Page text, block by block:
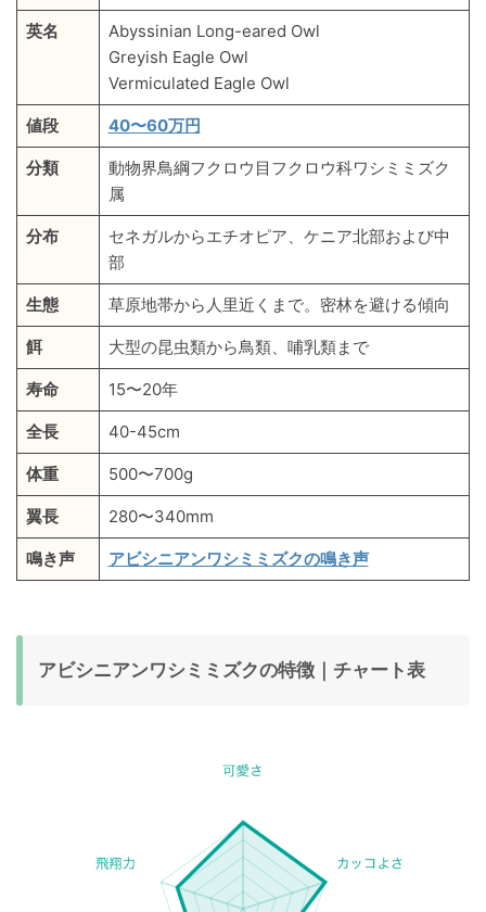
英名
Abyssinian Long-eared Owl
Greyish Eagle Owl
Vermiculated Eagle Owl
値段 40〜60万円
分類
動物界鳥綱フクロウ目フクロウ科ワシミミズク
属
分布
セネガルからエチオピア、ケニア北部および中
部
生態 草原地帯から人里近くまで。密林を避ける傾向
餌 大型の昆虫類から鳥類、哺乳類まで
寿命 15〜20年
全長 40-45cm
体重 500〜700g
翼長 280〜340mm
鳴き声 アビシニアンワシミミズクの鳴き声
アビシニアンワシミミズクの特徴｜チャート表